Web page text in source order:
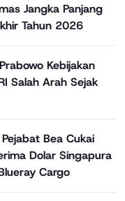
Jangka Panjang
Tahun 2026
Kebijakan
Salah Arah Sejak
Bea Cukai
Dolar Singapura
Cargo